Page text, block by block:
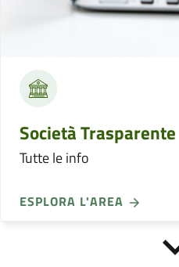
Società Trasparente
Tutte le info
ESPLORA L'AREA